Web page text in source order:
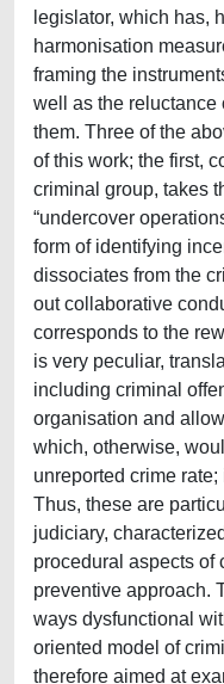
legislator, which has,
harmonisation
framing the
well as the reluctance
them. Three of the
of this work; the first,
criminal group, takes
“undercover
form of identifying
dissociates from the
out collaborative
corresponds to the
is very peculiar,
including criminal
organisation and
which, otherwise,
unreported crime
Thus, these are
judiciary,
procedural aspects of
preventive approach.
ways dysfunctional
oriented model of
therefore aimed at